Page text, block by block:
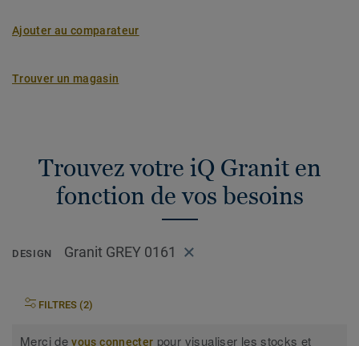
Ajouter au comparateur
Trouver un magasin
Trouvez votre iQ Granit en
fonction de vos besoins
DESIGN Granit GREY 0161
FILTRES (2)
Merci devous connecter pour visualiser les stocks et